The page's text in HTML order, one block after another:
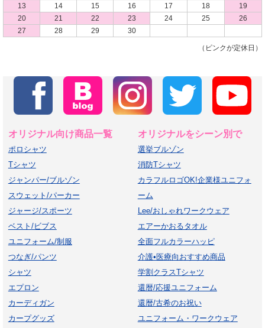
13
14 15 16 17 18
19
20
21 22 23 24 25
26
27
28 29 30
（ピンクが定休日）
オリジナル向け商品一覧
ポロシャツ
Tシャツ
ジャンパー/ブルゾン
スウェット/パーカー
ジャージ/スポーツ
ベスト/ビブス
ユニフォーム/制服
つなぎ/パンツ
シャツ
エプロン
カーディガン
カープグッズ
オリジナルをシーン別で
選挙ブルゾン
消防Tシャツ
カラフルロゴOK!企業様ユニフォ
ーム
Lee/おしゃれワークウェア
エアーかおるタオル
全面フルカラーハッピ
介護•医療向おすすめ商品
学割クラスTシャツ
還暦/応援ユニフォーム
還暦/古希のお祝い
ユニフォーム・ワークウェア